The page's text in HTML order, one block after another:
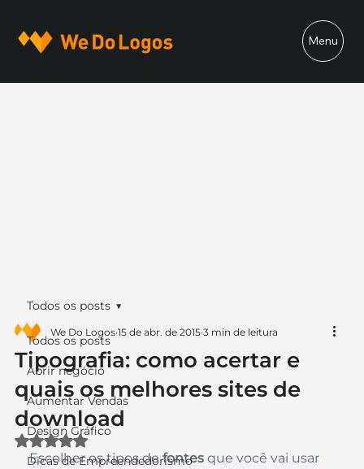
Menu
Todos os posts
Abrir negócio
Aumentar Vendas
Design Gráfico
Dicas de Empreendedorismo
Todos os posts
Tipografia: como acertar e
quais os melhores sites de
download
We Do Logos 15 de abr. de 2015 3 min de leitura
Avaliado com NaN de 5 estrelas.
Escolher os tipos de fontes que você vai usar